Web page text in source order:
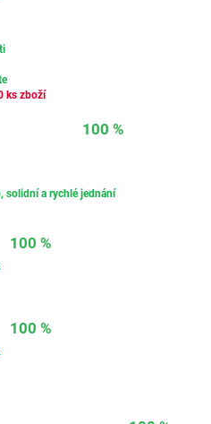
ks zboží
100 %
solidní a rychlé jednání
100 %
100 %